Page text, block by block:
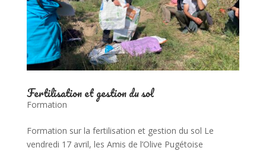
Fertilisation et gestion du sol
Formation
Formation sur la fertilisation et gestion du sol Le
vendredi 17 avril, les Amis de l’Olive Pugétoise